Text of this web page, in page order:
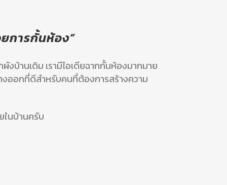
การกั้นห้อง”
บ้านเดิม เรามีไอเดียฉากกั้นห้องมากมาย
งออกที่ดีสำหรับคนที่ต้องการสร้างความ
นบ้านครับ